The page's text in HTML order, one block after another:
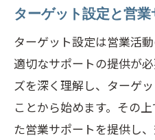
ターゲット設定と営
ターゲット設定は営業活
適切なサポートの提供が
ズを深く理解し、ターゲ
ことから始めます。その
た営業サポートを提供し